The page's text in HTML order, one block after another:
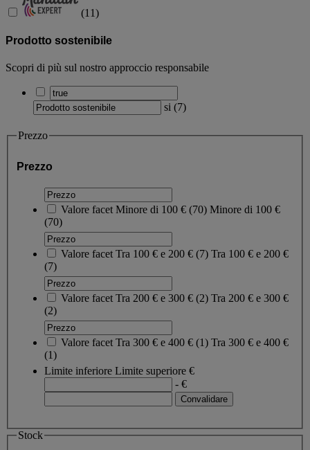
(11)
Prodotto sostenibile
Scopri di più sul nostro approccio responsabile
si (7)
Prezzo
Prezzo
Valore facet Minore di 100 € (70) Minore di 100 €
(70)
Valore facet Tra 100 € e 200 € (7) Tra 100 € e 200 €
(7)
Valore facet Tra 200 € e 300 € (2) Tra 200 € e 300 €
(2)
Valore facet Tra 300 € e 400 € (1) Tra 300 € e 400 €
(1)
Limite inferiore Limite superiore €
- €
Stock